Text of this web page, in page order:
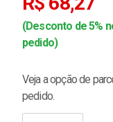
(Desconto de 5%
pedido)
Veja a opção de
pedido.